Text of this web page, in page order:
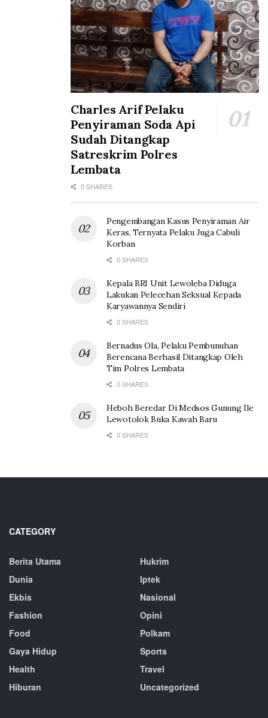
Charles Arif Pelaku
Penyiraman Soda Api
Sudah Ditangkap
Satreskrim Polres
Lembata
0 SHARES
Pengembangan Kasus Penyiraman Air
Keras, Ternyata Pelaku Juga Cabuli
Korban
0 SHARES
Kepala BRI Unit Lewoleba Diduga
Lakukan Pelecehan Seksual Kepada
Karyawannya Sendiri
0 SHARES
Bernadus Ola, Pelaku Pembunuhan
Berencana Berhasil Ditangkap Oleh
Tim Polres Lembata
0 SHARES
Heboh Beredar Di Medsos Gunung Ile
Lewotolok Buka Kawah Baru
0 SHARES
CATEGORY
Berita Utama
Dunia
Ekbis
Fashion
Food
Gaya Hidup
Health
Hiburan
Hukrim
Iptek
Nasional
Opini
Polkam
Sports
Travel
Uncategorized